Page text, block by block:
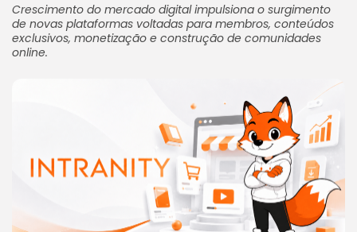
Crescimento do mercado digital impulsiona o surgimento
de novas plataformas voltadas para membros, conteúdos
exclusivos, monetização e construção de comunidades
online.